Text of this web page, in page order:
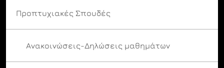
Προπτυχιακές Σπουδές
Ανακοινώσεις-Δηλώσεις μαθημάτων